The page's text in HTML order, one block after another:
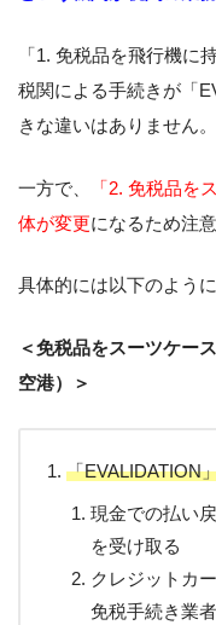
「1. 免税品を飛行機に
税関による手続きが「
きな違いはありません。
一方で、
「2. 免税品を
体が変更になるため注
具体的には以下のように
＜免税品をスーツケー
空港）＞
「EVALIDATION
現金での払い
を受け取る
クレジットカ
免税手続き業